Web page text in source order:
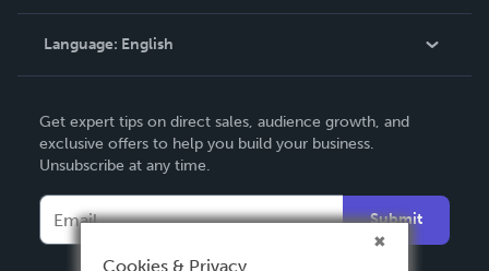
Knowledge Base
Contact Support
Language: English
Deutsch
Français
Español
Get expert tips on direct sales, audience growth, and
exclusive offers to help you build your business.
Unsubscribe at any time.
Submit
Cookies & Privacy